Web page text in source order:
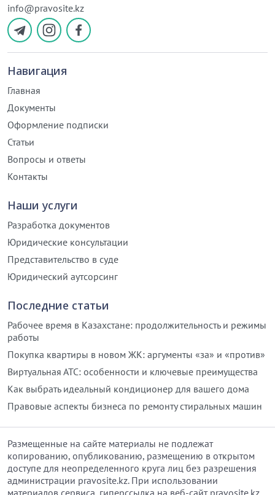
info@pravosite.kz
Навигация
Главная
Документы
Оформление подписки
Статьи
Вопросы и ответы
Контакты
Наши услуги
Разработка документов
Юридические консультации
Представительство в суде
Юридический аутсорсинг
Последние статьи
Рабочее время в Казахстане: продолжительность и режимы
работы
Покупка квартиры в новом ЖК: аргументы «за» и «против»
Виртуальная АТС: особенности и ключевые преимущества
Как выбрать идеальный кондиционер для вашего дома
Правовые аспекты бизнеса по ремонту стиральных машин
Размещенные на сайте материалы не подлежат
копированию, опубликованию, размещению в открытом
доступе для неопределенного круга лиц без разрешения
администрации pravosite.kz. При использовании
материалов сервиса, гиперссылка на веб-сайт pravosite.kz